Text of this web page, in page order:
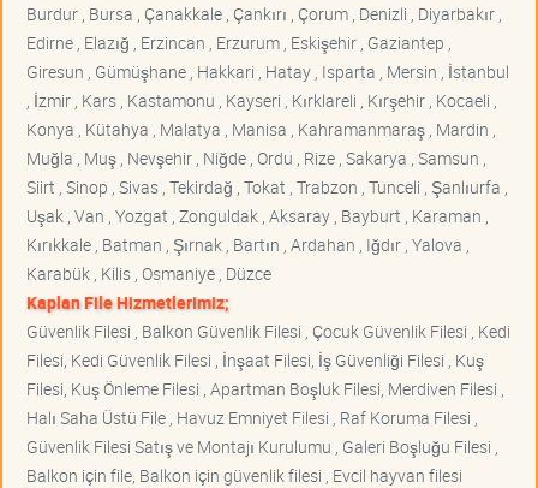
Burdur , Bursa , Çanakkale , Çankırı , Çorum , Denizli , Diyarbakır ,
Edirne , Elazığ , Erzincan , Erzurum , Eskişehir , Gaziantep ,
Giresun , Gümüşhane , Hakkari , Hatay , Isparta , Mersin , İstanbul
, İzmir , Kars , Kastamonu , Kayseri , Kırklareli , Kırşehir , Kocaeli ,
Konya , Kütahya , Malatya , Manisa , Kahramanmaraş , Mardin ,
Muğla , Muş , Nevşehir , Niğde , Ordu , Rize , Sakarya , Samsun ,
Siirt , Sinop , Sivas , Tekirdağ , Tokat , Trabzon , Tunceli , Şanlıurfa ,
Uşak , Van , Yozgat , Zonguldak , Aksaray , Bayburt , Karaman ,
Kırıkkale , Batman , Şırnak , Bartın , Ardahan , Iğdır , Yalova ,
Karabük , Kilis , Osmaniye , Düzce
Kaplan File Hizmetlerimiz;
Güvenlik Filesi , Balkon Güvenlik Filesi , Çocuk Güvenlik Filesi , Kedi
Filesi, Kedi Güvenlik Filesi , İnşaat Filesi, İş Güvenliği Filesi , Kuş
Filesi, Kuş Önleme Filesi , Apartman Boşluk Filesi, Merdiven Filesi ,
Halı Saha Üstü File , Havuz Emniyet Filesi , Raf Koruma Filesi ,
Güvenlik Filesi Satış ve Montajı Kurulumu , Galeri Boşluğu Filesi ,
Balkon için file, Balkon için güvenlik filesi , Evcil hayvan filesi